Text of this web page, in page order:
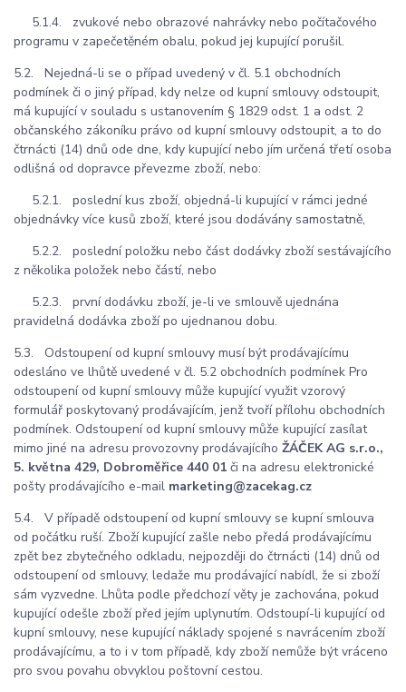
5.1.4. zvukové nebo obrazové nahrávky nebo počítačového
programu v zapečetěném obalu, pokud jej kupující porušil.
5.2. Nejedná-li se o případ uvedený v čl. 5.1 obchodních
podmínek či o jiný případ, kdy nelze od kupní smlouvy odstoupit,
má kupující v souladu s ustanovením § 1829 odst. 1 a odst. 2
občanského zákoníku právo od kupní smlouvy odstoupit, a to do
čtrnácti (14) dnů ode dne, kdy kupující nebo jím určená třetí osoba
odlišná od dopravce převezme zboží, nebo:
5.2.1. poslední kus zboží, objedná-li kupující v rámci jedné
objednávky více kusů zboží, které jsou dodávány samostatně,
5.2.2. poslední položku nebo část dodávky zboží sestávajícího
z několika položek nebo částí, nebo
5.2.3. první dodávku zboží, je-li ve smlouvě ujednána
pravidelná dodávka zboží po ujednanou dobu.
5.3. Odstoupení od kupní smlouvy musí být prodávajícímu
odesláno ve lhůtě uvedené v čl. 5.2 obchodních podmínek Pro
odstoupení od kupní smlouvy může kupující využit vzorový
formulář poskytovaný prodávajícím, jenž tvoří přílohu obchodních
podmínek. Odstoupení od kupní smlouvy může kupující zasílat
mimo jiné na adresu provozovny prodávajícího ŽÁČEK AG s.r.o.,
5. května 429, Dobroměřice 440 01 či na adresu elektronické
pošty prodávajícího e-mail marketing@zacekag.cz
5.4. V případě odstoupení od kupní smlouvy se kupní smlouva
od počátku ruší. Zboží kupující zašle nebo předá prodávajícímu
zpět bez zbytečného odkladu, nejpozději do čtrnácti (14) dnů od
odstoupení od smlouvy, ledaže mu prodávající nabídl, že si zboží
sám vyzvedne. Lhůta podle předchozí věty je zachována, pokud
kupující odešle zboží před jejím uplynutím. Odstoupí-li kupující od
kupní smlouvy, nese kupující náklady spojené s navrácením zboží
prodávajícímu, a to i v tom případě, kdy zboží nemůže být vráceno
pro svou povahu obvyklou poštovní cestou.